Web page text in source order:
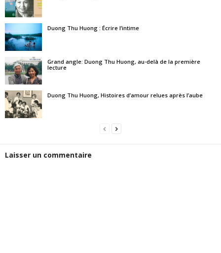
Duong Thu Huong : Écrire l’intime
Grand angle: Duong Thu Huong, au-delà de la première
lecture
Duong Thu Huong, Histoires d’amour relues après l’aube
Laisser un commentaire